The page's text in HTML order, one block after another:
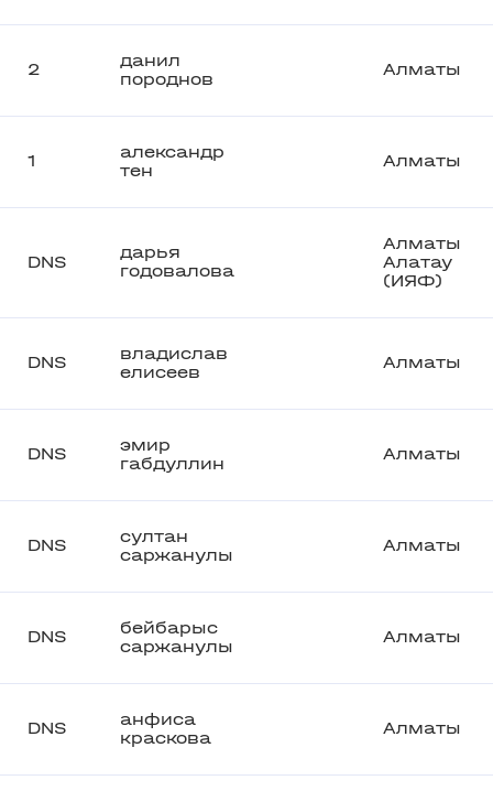
2
данил
породнов
Алматы
1
александр
тен
Алматы
DNS
дарья
годовалова
Алматы
Алатау
(ИЯФ)
DNS
владислав
елисеев
Алматы
DNS
эмир
габдуллин
Алматы
DNS
султан
саржанулы
Алматы
DNS
бейбарыс
саржанулы
Алматы
DNS
анфиса
краскова
Алматы